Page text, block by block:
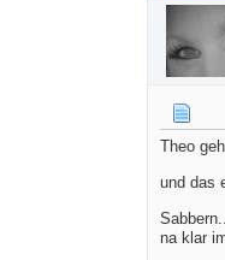
Theo
und das
na klar